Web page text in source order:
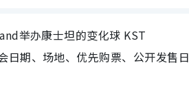
举办康士坦的变化球 KST
期、场地、优先购票、公开发售日